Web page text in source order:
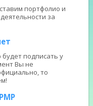
портфолио и
за
подписать у
Вы не
то